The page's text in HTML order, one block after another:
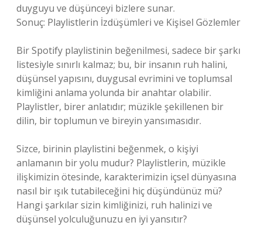
duyguyu ve düşünceyi bizlere sunar.
Sonuç: Playlistlerin İzdüşümleri ve Kişisel Gözlemler
Bir Spotify playlistinin beğenilmesi, sadece bir şarkı
listesiyle sınırlı kalmaz; bu, bir insanın ruh halini,
düşünsel yapısını, duygusal evrimini ve toplumsal
kimliğini anlama yolunda bir anahtar olabilir.
Playlistler, birer anlatıdır; müzikle şekillenen bir
dilin, bir toplumun ve bireyin yansımasıdır.
Sizce, birinin playlistini beğenmek, o kişiyi
anlamanın bir yolu mudur? Playlistlerin, müzikle
ilişkimizin ötesinde, karakterimizin içsel dünyasına
nasıl bir ışık tutabileceğini hiç düşündünüz mü?
Hangi şarkılar sizin kimliğinizi, ruh halinizi ve
düşünsel yolculuğunuzu en iyi yansıtır?